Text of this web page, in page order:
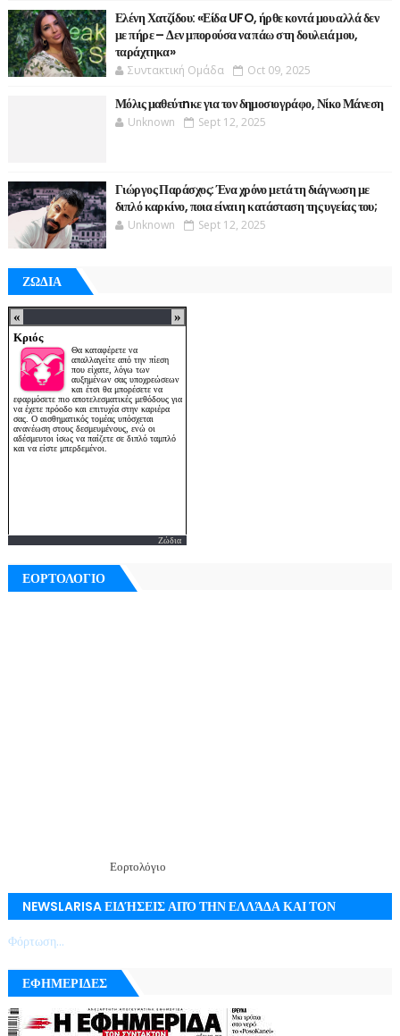
Ελένη Χατζίδου: «Είδα UFO, ήρθε κοντά μου αλλά δεν
με πήρε – Δεν μπορούσα να πάω στη δουλειά μου,
ταράχτηκα»
Συντακτική Ομάδα Oct 09, 2025
Μόλις μαθεύτnκε για τον δημοσιογράφο, Νίκο Μάνεση
Unknown Sept 12, 2025
Γιώργος Παράσχος: Ένα χρόνο μετά τη διάγνωση με
διπλό καρκίνο, ποια είναι η κατάσταση της υγείας του;
Unknown Sept 12, 2025
ΖΩΔΙΑ
Ζώδια
ΕΟΡΤΟΛΟΓΙΟ
Εορτολόγιο
NEWSLARISA ΕΙΔΉΣΕΙΣ ΑΠΌ ΤΗΝ ΕΛΛΆΔΑ ΚΑΙ ΤΟΝ
Φόρτωση...
ΕΦΗΜΕΡΙΔΕΣ